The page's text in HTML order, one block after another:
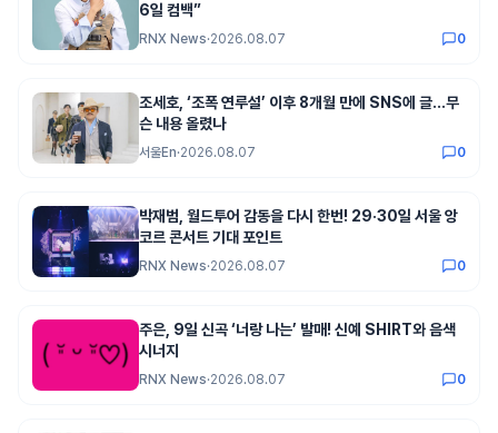
6일 컴백”
RNX News·2026.08.07 0
조세호, ‘조폭 연루설’ 이후 8개월 만에 SNS에 글…무
슨 내용 올렸나
서울En·2026.08.07 0
박재범, 월드투어 감동을 다시 한번! 29·30일 서울 앙
코르 콘서트 기대 포인트
RNX News·2026.08.07 0
주은, 9일 신곡 ‘너랑 나는’ 발매! 신예 SHIRT와 음색
시너지
RNX News·2026.08.07 0